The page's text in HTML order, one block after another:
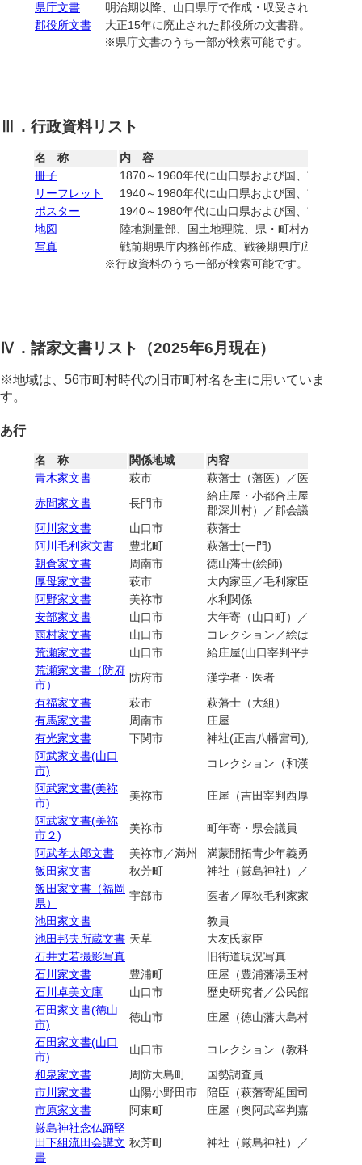
県庁文書
明治期以降、山口県庁で作成・収受された文書群
郡役所文書
大正15年に廃止された郡役所の文書群。国指定重
※県庁文書のうち一部が検索可能です。
Ⅲ．行政資料リスト
名 称
内 容
冊子
1870～1960年代に山口県および国、市町村が
リーフレット
1940～1980年代に山口県および国、市町村が
ポスター
1940～1980年代に山口県および国、市町村が
地図
陸地測量部、国土地理院、県・町村が作成した
写真
戦前期県庁内務部作成、戦後期県庁広報課作
※行政資料のうち一部が検索可能です。
Ⅳ．諸家文書リスト（2025年6月現在）
※地域は、56市町村時代の旧市町村名を主に用いていま
す。
あ行
名 称 関係地域
内容
青木家文書
萩市
萩藩士（藩医）／医師
赤間家文書
長門市
給庄屋・小都合庄屋（前大津
郡深川村）／郡会議員（大津
阿川家文書
山口市
萩藩士
阿川毛利家文書
豊北町
萩藩士(一門)
朝倉家文書
周南市
徳山藩士(絵師)
厚母家文書
萩市
大内家臣／毛利家臣／萩藩士
阿野家文書
美祢市
水利関係
安部家文書
山口市
大年寄（山口町）／脇本陣
雨村家文書
山口市
コレクション／絵はがき・写
荒瀬家文書
山口市
給庄屋(山口宰判平井村)
荒瀬家文書（防府
市）
防府市
漢学者・医者
有福家文書
萩市
萩藩士（大組）
有馬家文書
周南市
庄屋
有光家文書
下関市
神社(正吉八幡宮司)／▲国重
阿武家文書(山口
市)
コレクション（和漢書）
阿武家文書(美祢
市)
美祢市
庄屋（吉田宰判西厚保村）／
阿武家文書(美祢
市２)
美祢市
町年寄・県会議員
阿武孝太郎文書
美祢市／満州
満蒙開拓青少年義勇軍
飯田家文書
秋芳町
神社（厳島神社）／水年寄
飯田家文書（福岡
県）
宇部市
医者／厚狭毛利家家臣／船木
池田家文書
教員
池田邦夫所蔵文書 天草
大友氏家臣
石井丈若撮影写真
旧街道現況写真
石川家文書
豊浦町
庄屋（豊浦藩湯玉村）／下関
石川卓美文庫
山口市
歴史研究者／公民館・青年団
石田家文書(徳山
市)
徳山市
庄屋（徳山藩大島村）
石田家文書(山口
市)
山口市
コレクション（教科書他）
和泉家文書
周防大島町
国勢調査員
市川家文書
山陽小野田市
陪臣（萩藩寄組国司家臣）
市原家文書
阿東町
庄屋（奥阿武宰判嘉年村）／
厳島神社念仏踊堅
田下組流田会講文
書
秋芳町 神社（厳島神社）／講（厳島